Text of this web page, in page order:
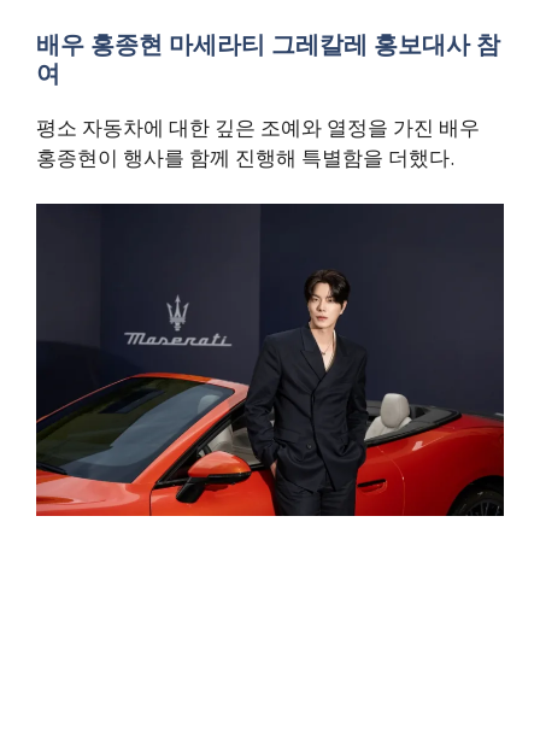
배우 홍종현 마세라티 그레칼레 홍보대사 참
여
평소 자동차에 대한 깊은 조예와 열정을 가진 배우
홍종현이 행사를 함께 진행해 특별함을 더했다.